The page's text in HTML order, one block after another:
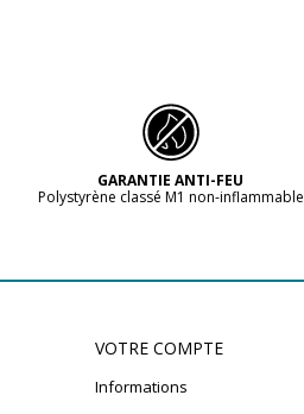
GARANTIE ANTI-FEU
Polystyrène classé M1 non-inflammable
VOTRE COMPTE
Informations